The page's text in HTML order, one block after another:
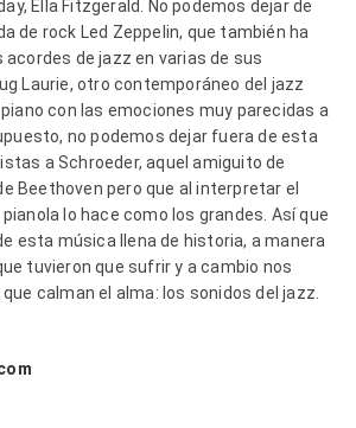
Ella Fitzgerald. No podemos dejar de
de rock Led Zeppelin, que también ha
de jazz en varias de sus
Laurie, otro contemporáneo del jazz
con las emociones muy parecidas a
no podemos dejar fuera de esta
a Schroeder, aquel amiguito de
Beethoven pero que al interpretar el
lo hace como los grandes. Así que
esta música llena de historia, a manera
tuvieron que sufrir y a cambio nos
calman el alma: los sonidos del jazz.